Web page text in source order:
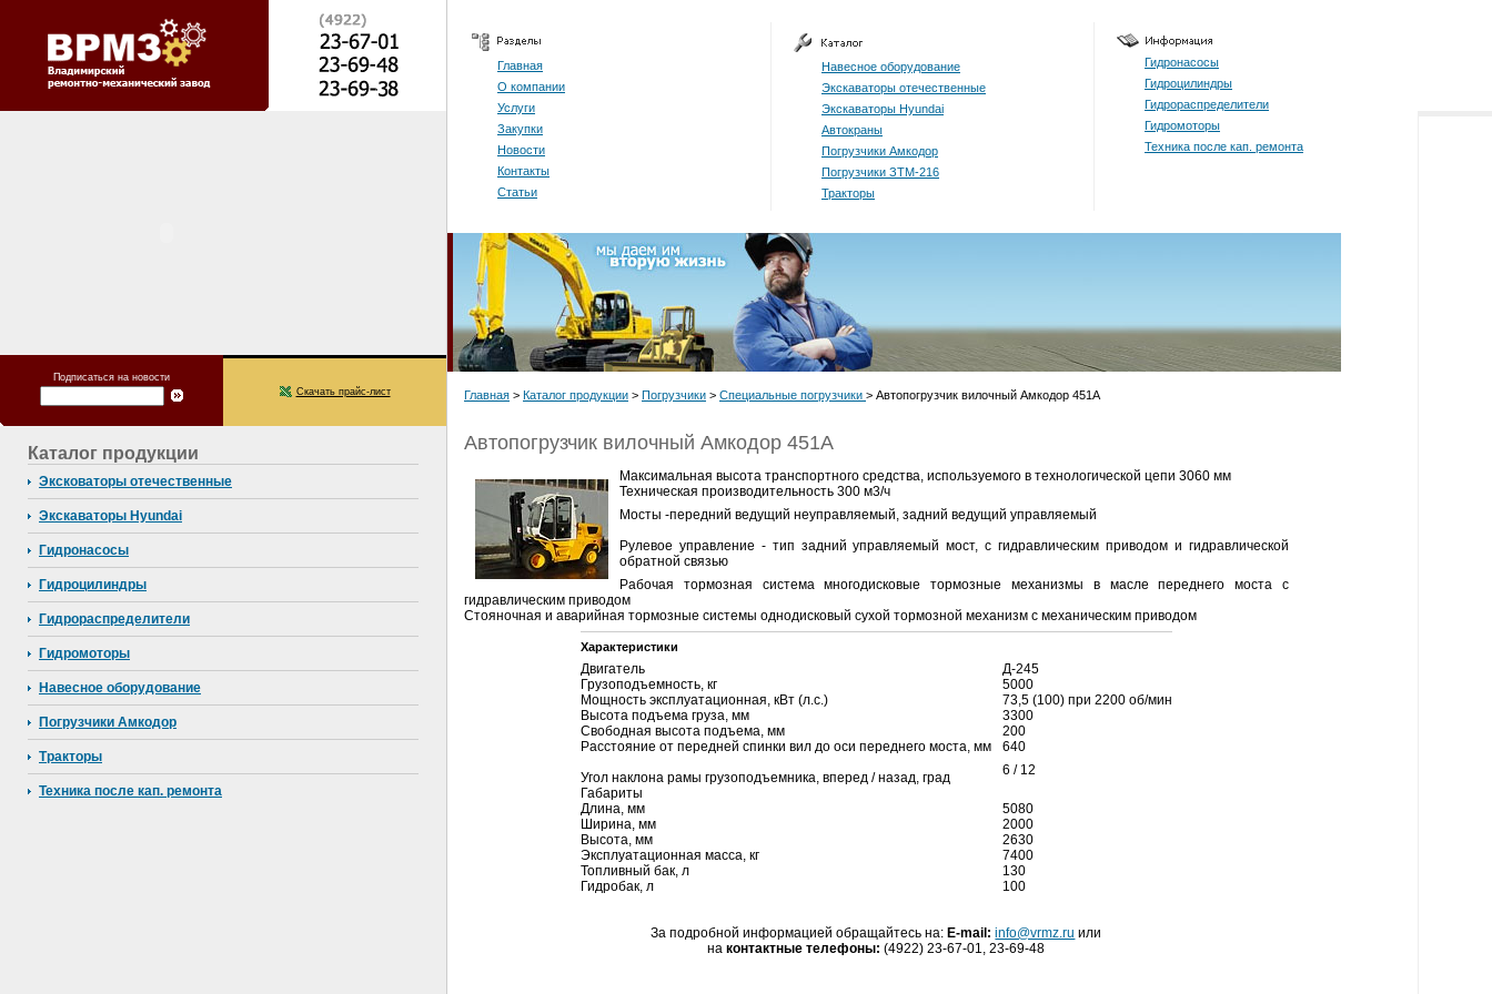
Подписаться на новости
Скачать прайс-лист
Каталог продукции
Эксковаторы отечественные
Экскаваторы Hyundai
Гидронасосы
Гидроцилиндры
Гидрораспределители
Гидромоторы
Навесное оборудование
Погрузчики Амкодор
Тракторы
Техника после кап. ремонта
Главная
О компании
Услуги
Закупки
Новости
Контакты
Статьи
Навесное оборудование
Экскаваторы отечественные
Экскаваторы Hyundai
Автокраны
Погрузчики Амкодор
Погрузчики ЗТМ-216
Тракторы
Гидронасосы
Гидроцилиндры
Гидрораспределители
Гидромоторы
Техника после кап. ремонта
Главная > Каталог продукции > Погрузчики > Специальные погрузчики > Автопогрузчик вилочный Амкодор 451A
Автопогрузчик вилочный Амкодор 451A
Максимальная высота транспортного средства, используемого в технологической цепи 3060 мм
Техническая производительность 300 м3/ч
Мосты -передний ведущий неуправляемый, задний ведущий управляемый
Рулевое управление - тип задний управляемый мост, с гидравлическим приводом и гидравлической
обратной связью
Рабочая тормозная система многодисковые тормозные механизмы в масле переднего моста с
гидравлическим приводом
Cтояночная и аварийная тормозные системы однодисковый сухой тормозной механизм с механическим приводом
Характеристики
Двигатель
Д-245
Грузоподъемность, кг
5000
Мощность эксплуатационная, кВт (л.с.)
73,5 (100) при 2200 об/мин
Высота подъема груза, мм
3300
Cвободная высота подъема, мм
200
Расстояние от передней спинки вил до оси переднего моста, мм
640
Угол наклона рамы грузоподъемника, вперед / назад, град
6 / 12
Габариты
Длина, мм
5080
Ширина, мм
2000
Высота, мм
2630
Эксплуатационная масса, кг
7400
Топливный бак, л
130
Гидробак, л
100
За подробной информацией обращайтесь на: E-mail: info@vrmz.ru или
наконтактные телефоны: (4922) 23-67-01, 23-69-48